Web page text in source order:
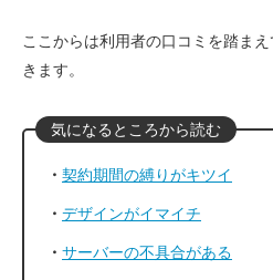
ここからは利用者の口コミを踏ま
きます。
契約期間の縛りがキツイ
デザインがイマイチ
サーバーの不具合がある